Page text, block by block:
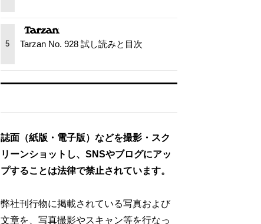
5 Tarzan No. 928 試し読みと目次
誌面（紙版・電子版）などを撮影・スク
リーンショットし、SNSやブログにアッ
プすることは法律で禁止されています。
弊社刊行物に掲載されている写真および
文章を、写真撮影やスキャン等を行なっ